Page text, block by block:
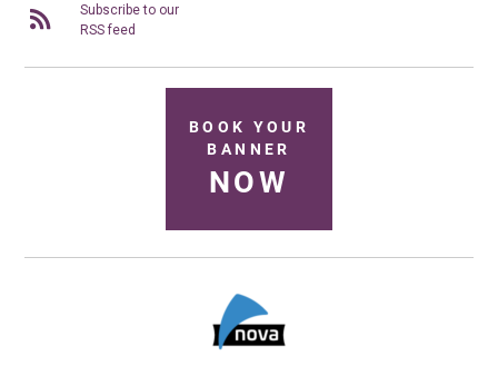
Subscribe to our
RSS feed
BOOK YOUR
BANNER
NOW